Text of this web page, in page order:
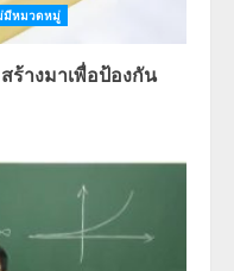
มีหมวดหมู่
ร้างมาเพื่อป้องกัน